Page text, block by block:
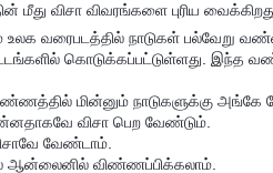
விசா விவரங்களை புரிய
வரைபடத்தில் நாடுகள் பல்வேறு
கொடுக்கப்பட்டுள்ளது. இந்த
மின்னும் நாடுகளுக்கு அங்கே
விசா பெற வேண்டும்.
வேண்டாம்.
விண்ணப்பிக்கலாம்.